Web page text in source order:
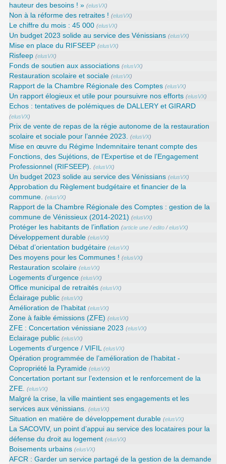
hauteur des besoins ! » (elusVX)
Non à la réforme des retraites ! (elusVX)
Le chiffre du mois : 45 000 (elusVX)
Un budget 2023 solide au service des Vénissians (elusVX)
Mise en place du RIFSEEP (elusVX)
Risfeep (elusVX)
Fonds de soutien aux associations (elusVX)
Restauration scolaire et sociale (elusVX)
Rapport de la Chambre Régionale des Comptes (elusVX)
Un rapport élogieux et utile pour poursuivre nos efforts (elusVX)
Echos : tentatives de polémiques de DALLERY et GIRARD
(elusVX)
Prix de vente de repas de la régie autonome de la restauration
scolaire et sociale pour l’année 2023. (elusVX)
Mise en œuvre du Régime Indemnitaire tenant compte des
Fonctions, des Sujétions, de l’Expertise et de l’Engagement
Professionnel (RIFSEEP). (elusVX)
Un budget 2023 solide au service des Vénissians (elusVX)
Approbation du Règlement budgétaire et financier de la
commune. (elusVX)
Rapport de la Chambre Régionale des Comptes : gestion de la
commune de Vénissieux (2014-2021) (elusVX)
Protéger les habitants de l’inflation (article une /edito /elusVX)
Développement durable (elusVX)
Débat d’orientation budgétaire (elusVX)
Des moyens pour les Communes ! (elusVX)
Restauration scolaire (elusVX)
Logements d’urgence (elusVX)
Office municipal de retraités (elusVX)
Éclairage public (elusVX)
Amélioration de l’habitat (elusVX)
Zone à faible émissions (ZFE) (elusVX)
ZFE : Concertation vénissiane 2023 (elusVX)
Eclairage public (elusVX)
Logements d’urgence / VIFIL (elusVX)
Opération programmée de l’amélioration de l’habitat -
Copropriété la Pyramide (elusVX)
Concertation portant sur l’extension et le renforcement de la
ZFE. (elusVX)
Malgré la crise, la ville maintient ses engagements et les
services aux vénissians. (elusVX)
Situation en matière de développement durable (elusVX)
La SACOVIV, un point d’appui au service des locataires pour la
défense du droit au logement (elusVX)
Boisements urbains (elusVX)
AFCR : Garder un service partagé de la gestion de la demande